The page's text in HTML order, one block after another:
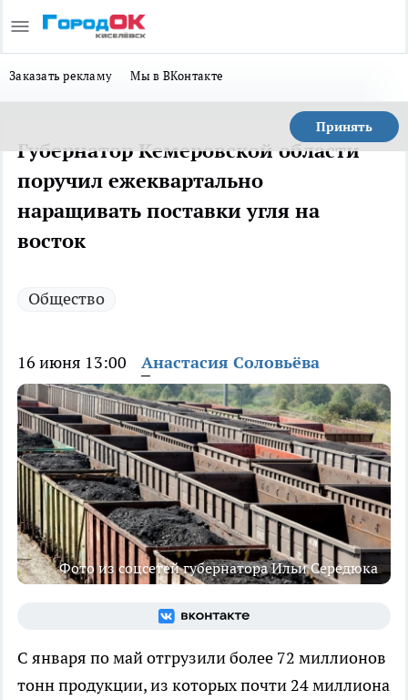
Заказать рекламу Мы в ВКонтакте
Принять
Губернатор Кемеровской области
поручил ежеквартально
наращивать поставки угля на
восток
Общество
16 июня 13:00 Анастасия Соловьёва
Фото из соцсетей губернатора Ильи Середюка
С января по май отгрузили более 72 миллионов
тонн продукции, из которых почти 24 миллиона